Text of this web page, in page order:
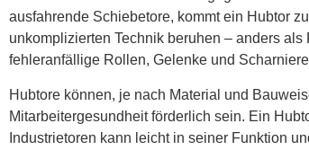
ausfahrende Schiebetore, kommt ein Hubtor
unkomplizierten Technik beruhen – anders
fehleranfällige Rollen, Gelenke und
Hubtore können, je nach Material und
Mitarbeitergesundheit förderlich sein. Ein
Industrietoren kann leicht in seiner Funktion